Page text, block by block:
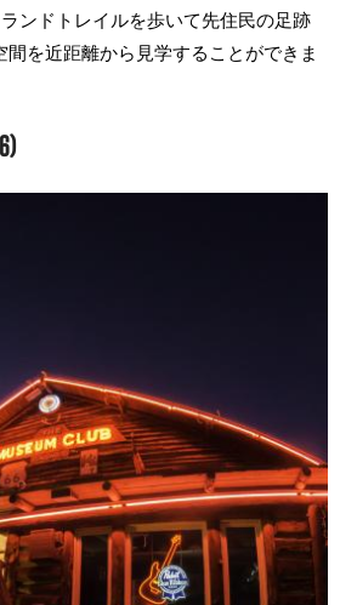
ンドトレイルを歩いて先住民の足跡
間を近距離から見学することができま